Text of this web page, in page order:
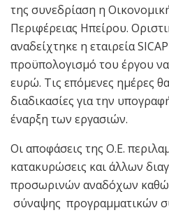
της συνεδρίαση η
Περιφέρειας Ηπείρου.
αναδείχτηκε η εταιρεία
προϋπολογισμό του έργου να
ευρώ. Τις επόμενες ημέρες
διαδικασίες για την
έναρξη των εργασιών.
Οι αποφάσεις της Ο.Ε.
κατακυρώσεις και άλλων
προσωρινών αναδόχων
σύναψης προγραμματικών